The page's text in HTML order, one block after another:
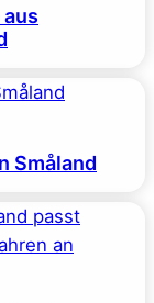
Småland